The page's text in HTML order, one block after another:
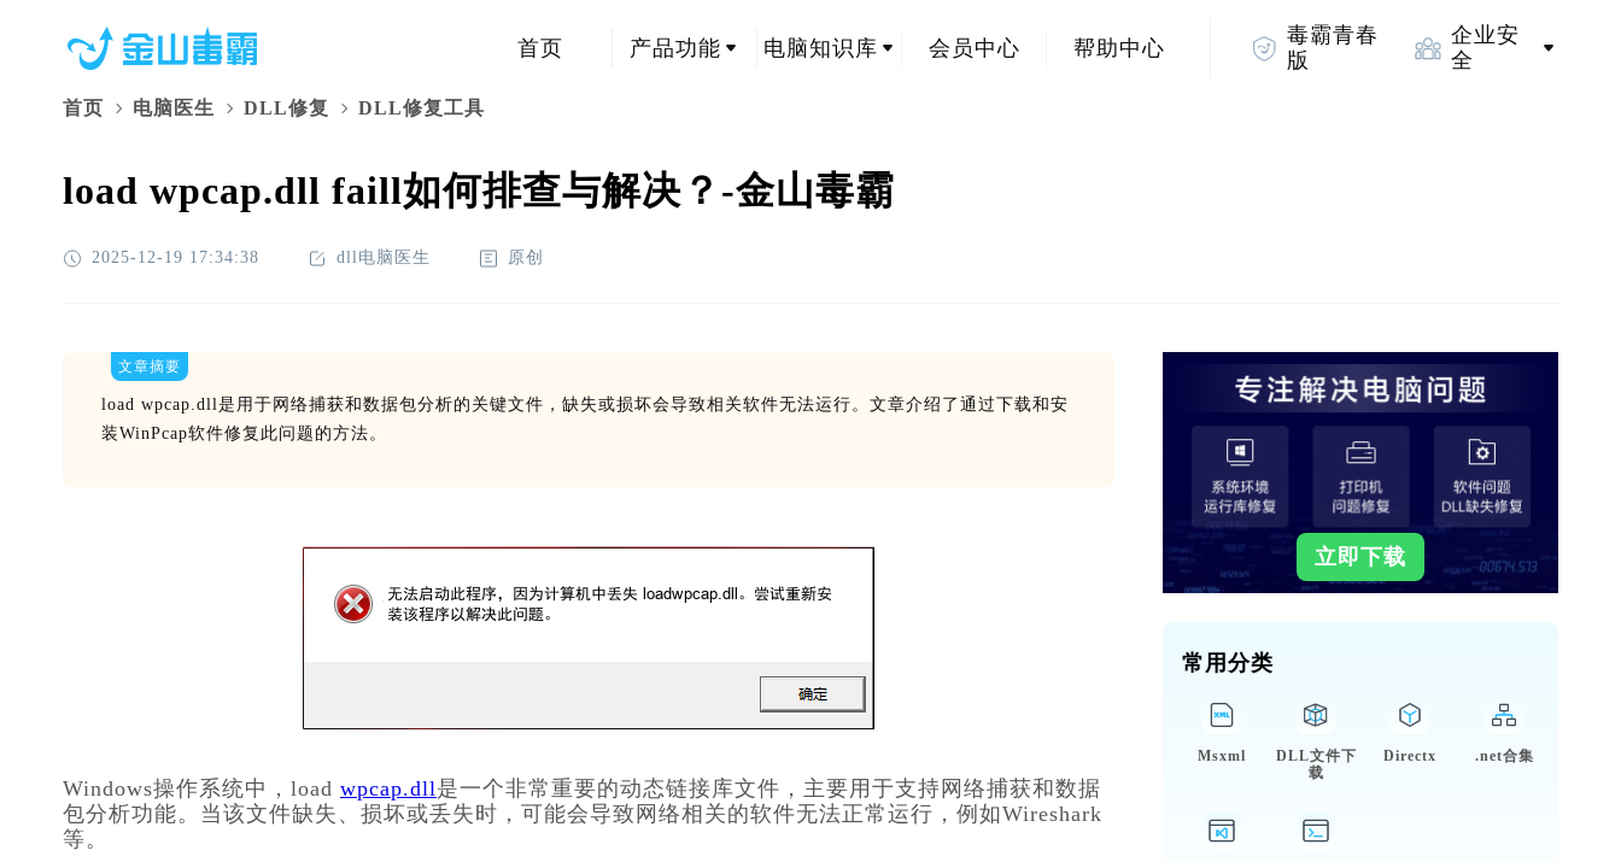
首页 产品功能 电脑知识库 会员中心 帮助中心
毒霸青春
版
企业安
全
首页 电脑医生 DLL修复 DLL修复工具
load wpcap.dll faill如何排查与解决？-金山毒霸
2025-12-19 17:34:38 dll电脑医生 原创
文章摘要
load wpcap.dll是用于网络捕获和数据包分析的关键文件，缺失或损坏会导致相关软件无法运行。文章介绍了通过下载和安
装WinPcap软件修复此问题的方法。
Windows操作系统中， load wpcap.dll是一个非常重要的动态链接库文件，主要用于支持网络捕获和数据
包分析功能。当该文件缺失、损坏或丢失时，可能会导致网络相关的软件无法正常运行，例如Wireshark
等。
立即下载
常用分类
Msxml
DLL文件下
载
Directx .net合集